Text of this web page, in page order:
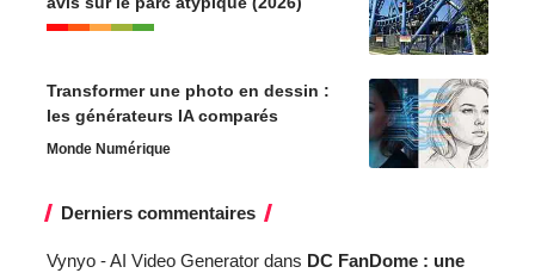
Transformer une photo en dessin :
les générateurs IA comparés
Monde Numérique
Derniers commentaires
Vynyo - AI Video Generator dans DC FanDome : une